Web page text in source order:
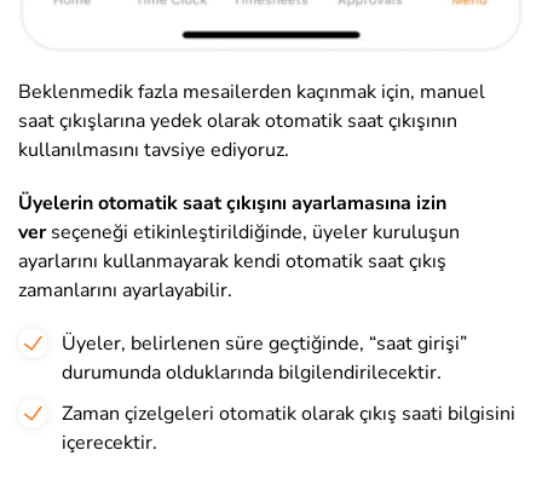
Beklenmedik fazla mesailerden kaçınmak için, manuel
saat çıkışlarına yedek olarak otomatik saat çıkışının
kullanılmasını tavsiye ediyoruz.
Üyelerin otomatik saat çıkışını ayarlamasına izin
ver seçeneği etikinleştirildiğinde, üyeler kuruluşun
ayarlarını kullanmayarak kendi otomatik saat çıkış
zamanlarını ayarlayabilir.
Üyeler, belirlenen süre geçtiğinde, “saat girişi”
durumunda olduklarında bilgilendirilecektir.
Zaman çizelgeleri otomatik olarak çıkış saati bilgisini
içerecektir.